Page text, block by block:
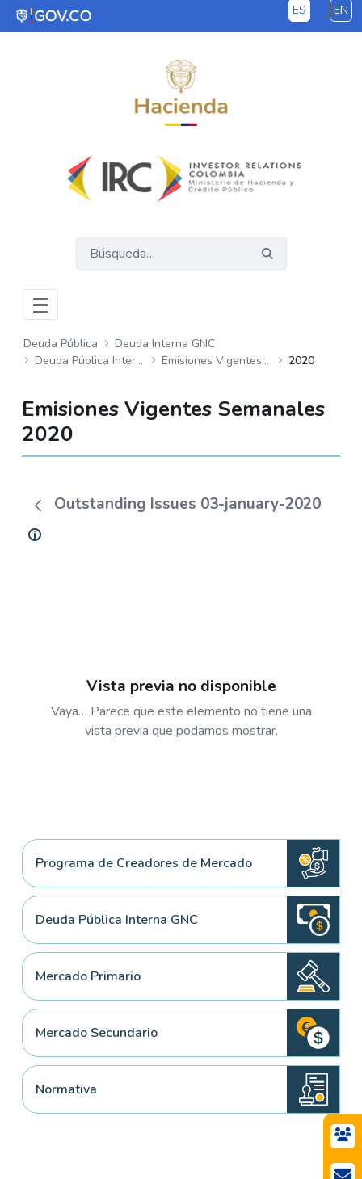
Saltar al contenido principal ES EN
Deuda Pública
Deuda Interna GNC
Deuda Pública Interna GNC
Emisiones Vigentes Semanales 2020
Emisiones Vigentes Semanales
2020
Outstanding Issues 03-january-2020
Vista previa no disponible
Vaya… Parece que este elemento no tiene una
vista previa que podamos mostrar.
Programa de Creadores de Mercado
Deuda Pública Interna GNC
Mercado Primario
Mercado Secundario
Normativa